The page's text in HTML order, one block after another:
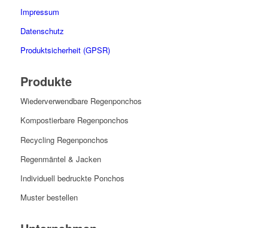
Impressum
Datenschutz
Produktsicherheit (GPSR)
Produkte
Wiederverwendbare Regenponchos
Kompostierbare Regenponchos
Recycling Regenponchos
Regenmäntel & Jacken
Individuell bedruckte Ponchos
Muster bestellen